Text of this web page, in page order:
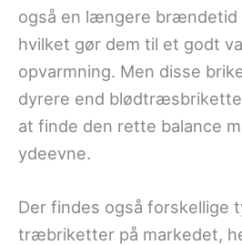
også en længere brændetid
hvilket gør dem til et godt
opvarmning. Men disse
dyrere end
at finde den rette balance
ydeevne.
Der findes også forskellige
træbriketter på markedet,